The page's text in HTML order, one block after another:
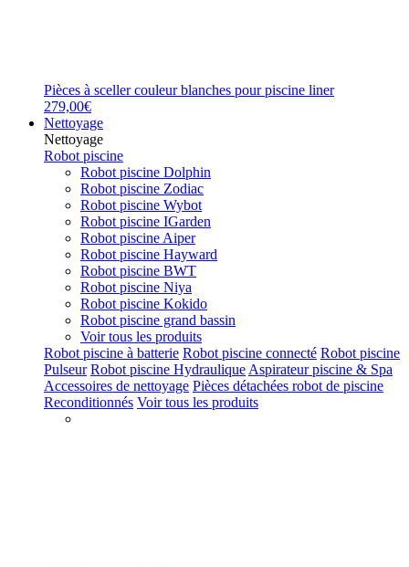
Pièces à sceller couleur blanches pour piscine liner
279,00€
Nettoyage
Nettoyage
Robot piscine
Robot piscine Dolphin
Robot piscine Zodiac
Robot piscine Wybot
Robot piscine IGarden
Robot piscine Aiper
Robot piscine Hayward
Robot piscine BWT
Robot piscine Niya
Robot piscine Kokido
Robot piscine grand bassin
Voir tous les produits
Robot piscine à batterie Robot piscine connecté Robot piscine
Pulseur Robot piscine Hydraulique Aspirateur piscine & Spa
Accessoires de nettoyage Pièces détachées robot de piscine
Reconditionnés Voir tous les produits